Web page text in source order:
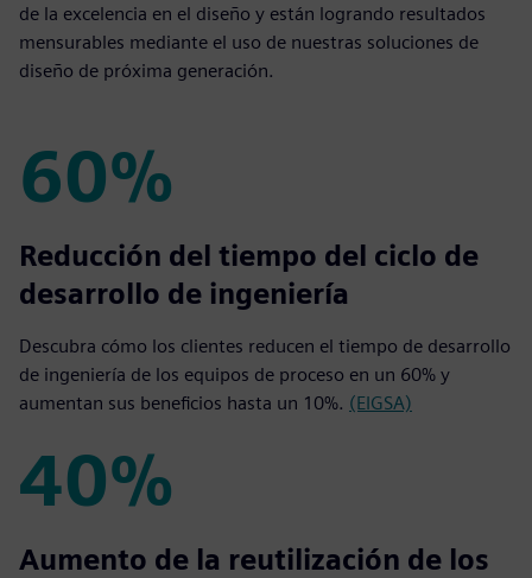
de la excelencia en el diseño y están logrando resultados
mensurables mediante el uso de nuestras soluciones de
diseño de próxima generación.
60%
60%
Reducción del tiempo del ciclo de
desarrollo de ingeniería
Descubra cómo los clientes reducen el tiempo de desarrollo
de ingeniería de los equipos de proceso en un 60% y
aumentan sus beneficios hasta un 10%. (EIGSA)
40%
40%
Aumento de la reutilización de los